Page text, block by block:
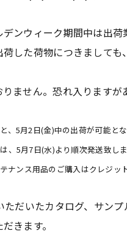
ンウィーク期間中は出荷
した荷物につきまして
ません。恐れ入りますが
5月2日(金)中の出荷が可能とな
、5月7日(水)より順次発送致しま
ナンス用品のご購入はクレジッ
ただいたカタログ、サン
きます。